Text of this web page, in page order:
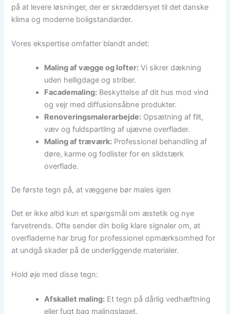
på at levere løsninger, der er skræddersyet til det danske
klima og moderne boligstandarder.
Vores ekspertise omfatter blandt andet:
Maling af vægge og lofter: Vi sikrer dækning
uden helligdage og striber.
Facademaling: Beskyttelse af dit hus mod vind
og vejr med diffusionsåbne produkter.
Renoveringsmalerarbejde: Opsætning af filt,
væv og fuldspartling af ujævne overflader.
Maling af træværk: Professionel behandling af
døre, karme og fodlister for en slidstærk
overflade.
De første tegn på, at væggene bør males igen
Det er ikke altid kun et spørgsmål om æstetik og nye
farvetrends. Ofte sender din bolig klare signaler om, at
overfladerne har brug for professionel opmærksomhed for
at undgå skader på de underliggende materialer.
Hold øje med disse tegn:
Afskallet maling: Et tegn på dårlig vedhæftning
eller fugt bag malingslaget.